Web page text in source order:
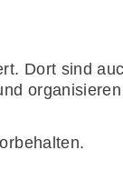
Dort sind